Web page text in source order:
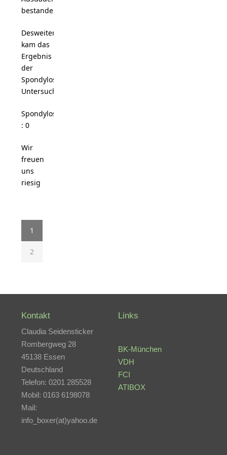
bestanden.
Desweiteren
kam das
Ergebnis
der
Spondylose-
Untersuchung…
Spondylose
: 0
Wir
freuen
uns
riesig
1
2
Kontakt
Claudia Seidensticker
Rombergweg 28
45138 Essen
Deutschland
Telefon: 0201 285528
Mobil: 0163 6198078
Mail:
info_boxer(at)yahoo.de
Links
BK-München
VDH
FCI
ATIBOX